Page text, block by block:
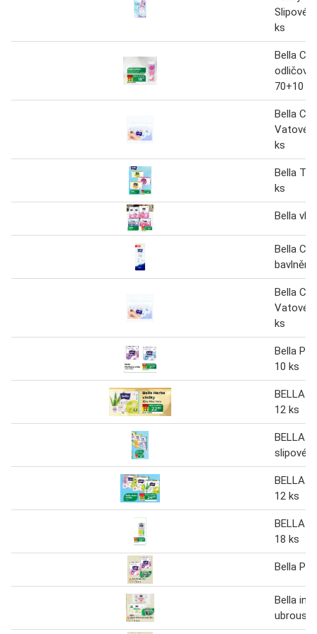
Slipové
ks
Bella
70+10
Bella
Vatové
ks
Bella
ks
Bella
Bella
Bella
Vatové
ks
Bella
10 ks
BELLA
12 ks
BELLA
slipové
BELLA
12 ks
BELLA
18 ks
Bella
Bella